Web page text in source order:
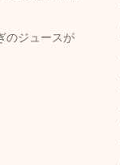
のジュースが